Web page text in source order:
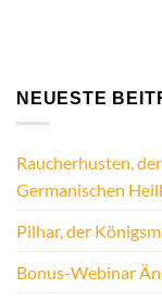
NEUESTE
Raucherhusten,
Germanischen
Pilhar, der
Bonus-Webinar